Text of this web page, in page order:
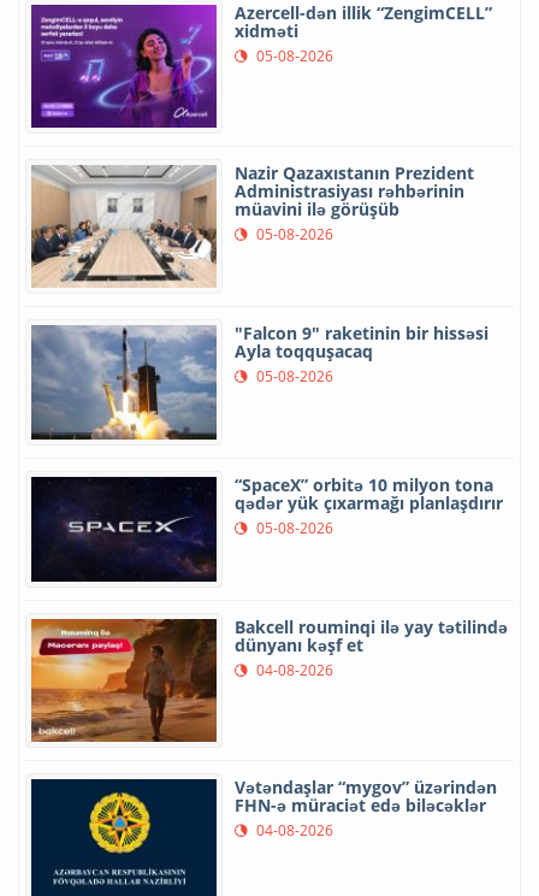
Azercell-dən illik “ZengimCELL”
xidməti
05-08-2026
Nazir Qazaxıstanın Prezident
Administrasiyası rəhbərinin
müavini ilə görüşüb
05-08-2026
"Falcon 9" raketinin bir hissəsi
Ayla toqquşacaq
05-08-2026
“SpaceX” orbitə 10 milyon tona
qədər yük çıxarmağı planlaşdırır
05-08-2026
Bakcell rouminqi ilə yay tətilində
dünyanı kəşf et
04-08-2026
Vətəndaşlar “mygov” üzərindən
FHN-ə müraciət edə biləcəklər
04-08-2026